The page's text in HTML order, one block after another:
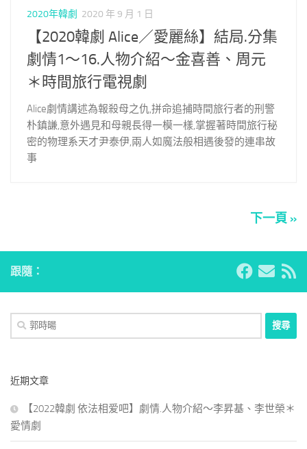
2020年韓劇 2020 年 9 月 1 日
【2020韓劇 Alice／愛麗絲】結局.分集
劇情1～16.人物介紹～金喜善、周元
＊時間旅行電視劇
Alice劇情講述為報殺母之仇,拼命追捕時間旅行者的刑警
朴鎮謙,意外遇見和母親長得一模一樣,掌握著時間旅行秘
密的物理系天才尹泰伊,兩人如魔法般相遇後發的連串故
事
下一頁 »
跟隨：
搜
尋
字:
近期文章
【2022韓劇 依法相爱吧】劇情.人物介紹～李昇基、李世榮＊
愛情劇